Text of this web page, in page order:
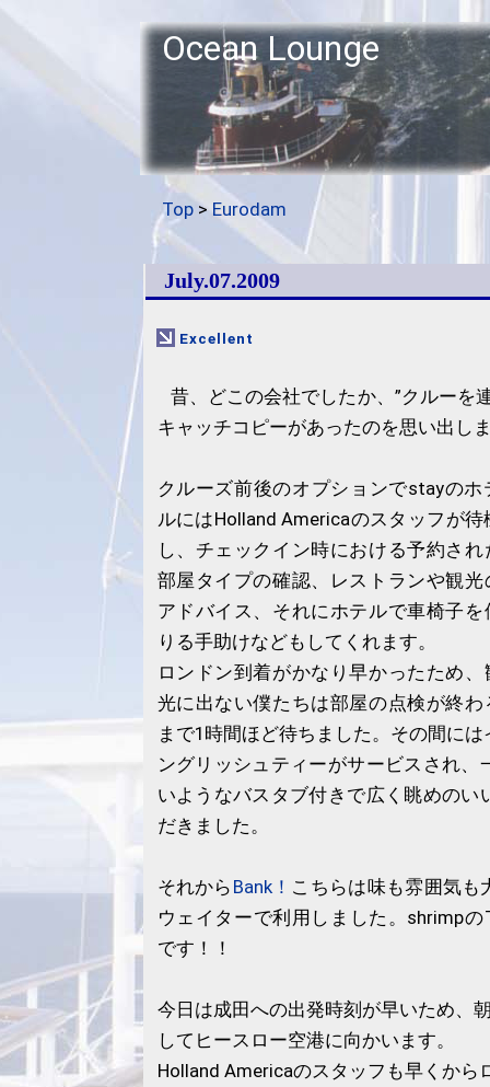
Ocean Lounge
Top>Eurodam
July.07.2009
Excellent
昔、どこの会社でしたか、”クルーを
キャッチコピーがあったのを思い出し
クルーズ前後のオプションでstayのホ
ルにはHolland Americaのスタッフが待
し、チェックイン時における予約され
部屋タイプの確認、レストランや観光
アドバイス、それにホテルで車椅子を
りる手助けなどもしてくれます。
ロンドン到着がかなり早かったため、
光に出ない僕たちは部屋の点検が終わ
まで1時間ほど待ちました。その間には
ングリッシュティーがサービスされ、
いようなバスタブ付きで広く眺めのい
だきました。
それから Bank！ こちらは味も雰囲気も
ウェイターで利用しました。shrimp
です！！
今日は成田への出発時刻が早いため、
してヒースロー空港に向かいます。
Holland Americaのスタッフも早くから